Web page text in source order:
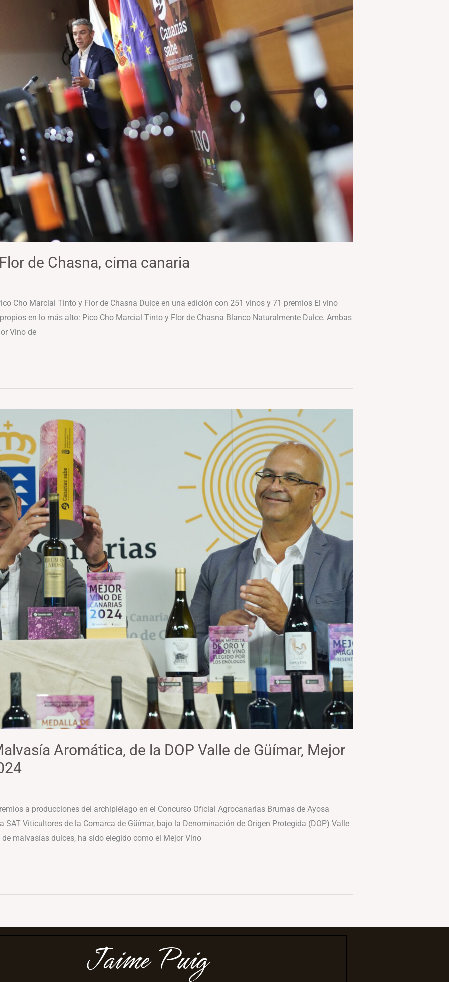
de Chasna, cima canaria
Cho Marcial Tinto y Flor de Chasna Dulce en una edición con 251 vinos y 71 premios El vino
en lo más alto: Pico Cho Marcial Tinto y Flor de Chasna Blanco Naturalmente Dulce. Ambas
Vino de
Aromática, de la DOP Valle de Güímar, Mejor
a producciones del archipiélago en el Concurso Oficial Agrocanarias Brumas de Ayosa
Viticultores de la Comarca de Güímar, bajo la Denominación de Origen Protegida (DOP) Valle
malvasías dulces, ha sido elegido como el Mejor Vino
Jaime Puig